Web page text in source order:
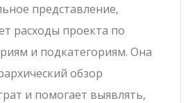
представление,
расходы проекта по
и подкатегориям. Она
обзор
и помогает выявлять,